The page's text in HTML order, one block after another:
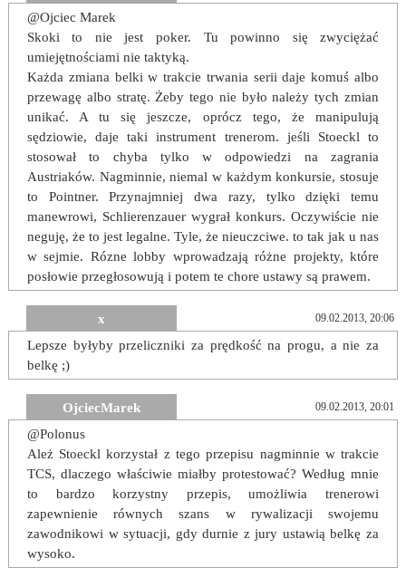
@Ojciec Marek
Skoki to nie jest poker. Tu powinno się zwyciężać
umiejętnościami nie taktyką.
Każda zmiana belki w trakcie trwania serii daje komuś albo
przewagę albo stratę. Żeby tego nie było należy tych zmian
unikać. A tu się jeszcze, oprócz tego, że manipulują
sędziowie, daje taki instrument trenerom. jeśli Stoeckl to
stosował to chyba tylko w odpowiedzi na zagrania
Austriaków. Nagminnie, niemal w każdym konkursie, stosuje
to Pointner. Przynajmniej dwa razy, tylko dzięki temu
manewrowi, Schlierenzauer wygrał konkurs. Oczywiście nie
neguję, że to jest legalne. Tyle, że nieuczciwe. to tak jak u nas
w sejmie. Rózne lobby wprowadzają różne projekty, które
posłowie przegłosowują i potem te chore ustawy są prawem.
x 09.02.2013, 20:06
Lepsze byłyby przeliczniki za prędkość na progu, a nie za
belkę ;)
OjciecMarek 09.02.2013, 20:01
@Polonus
Ależ Stoeckl korzystał z tego przepisu nagminnie w trakcie
TCS, dlaczego właściwie miałby protestować? Według mnie
to bardzo korzystny przepis, umożliwia trenerowi
zapewnienie równych szans w rywalizacji swojemu
zawodnikowi w sytuacji, gdy durnie z jury ustawią belkę za
wysoko.